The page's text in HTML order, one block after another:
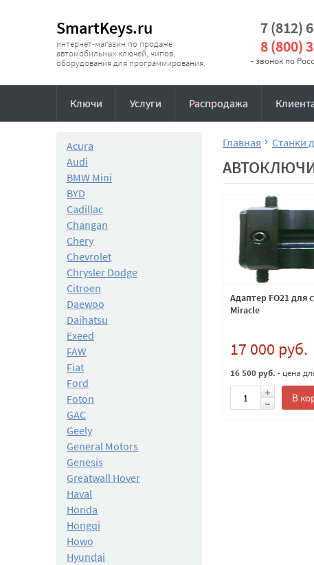
SmartKeys.ru
интернет-магазин по продаже
автомобильных ключей, чипов,
оборудования для программирования.
7 (812)
8 (800)
- звонок по
Ключи Услуги Распродажа
Acura
Audi
BMW Mini
BYD
Cadillac
Changan
Chery
Chevrolet
Chrysler Dodge
Citroen
Daewoo
Daihatsu
Exeed
FAW
Fiat
Ford
Foton
GAC
Geely
General Motors
Genesis
Greatwall Hover
Haval
Honda
Hongqi
Howo
Hyundai
Главная Станки
Адаптер FO21 для
Miracle
17 000 руб.
16 500 руб. - цена
В